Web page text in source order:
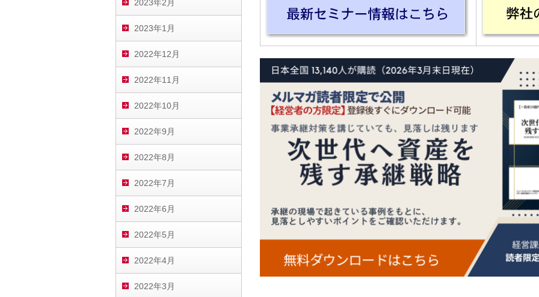
2023年2月
2023年1月
2022年12月
2022年11月
2022年10月
2022年9月
2022年8月
2022年7月
2022年6月
2022年5月
2022年4月
2022年3月